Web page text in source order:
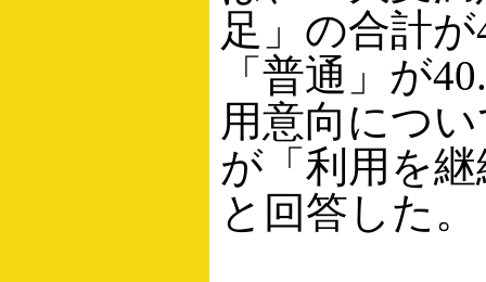
足」の合計が
「普通」が
用意向につ
が「利用を
と回答した。